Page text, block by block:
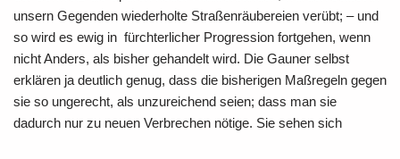
unsern Gegenden wiederholte Straßenräubereien verübt; – und
so wird es ewig in fürchterlicher Progression fortgehen, wenn
nicht Anders, als bisher gehandelt wird. Die Gauner selbst
erklären ja deutlich genug, dass die bisherigen Maßregeln gegen
sie so ungerecht, als unzureichend seien; dass man sie
dadurch nur zu neuen Verbrechen nötige. Sie sehen sich